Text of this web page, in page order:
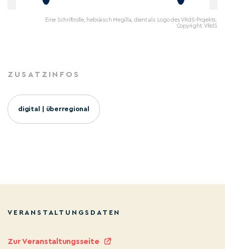
Eine Schriftrolle, hebräisch Megilla, dient als Logo des VRdS-Projekts.
Copyright: VRdS
ZUSATZINFOS
digital | überregional
VERANSTALTUNGSDATEN
Zur Veranstaltungsseite